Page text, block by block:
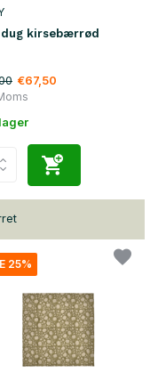
dug kirsebærrød
€67,50
25%